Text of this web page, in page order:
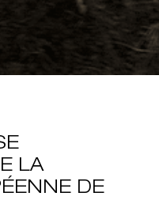
LA
DE